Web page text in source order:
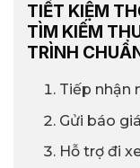
TIẾT KIỆM
TÌM KIẾM
TRÌNH
Tiếp nhận
Gửi báo
Hỗ trợ đi